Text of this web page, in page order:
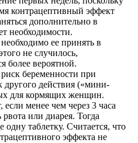
контрацептивный эффект
дополнительно в
необходимости.
ее принять в
не случилось,
более вероятной.
беременности при
другого действия («мини-
для кормящих женщин.
менее чем через 3 часа
или диарея. Тогда
таблетку. Считается, что
эффекта не